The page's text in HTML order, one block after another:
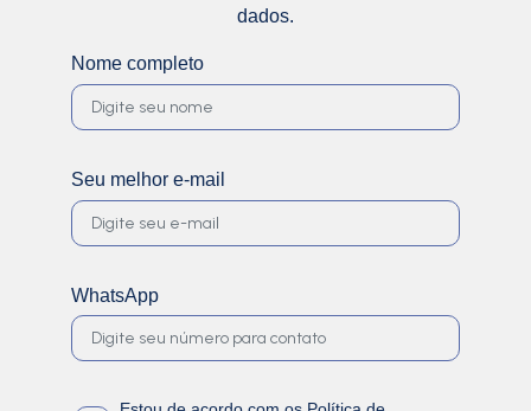
dados.
Nome completo
Seu melhor e-mail
WhatsApp